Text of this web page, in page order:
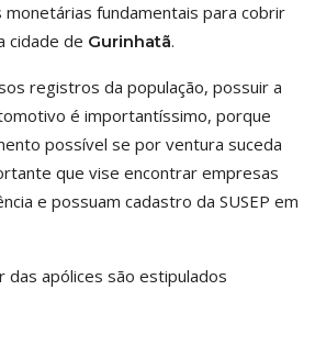
fundamentais para cobrir
cidade de Gurinhatã.
registros da população, possuir a
é importantíssimo, porque
possível se por ventura suceda
que vise encontrar empresas
e possuam cadastro da SUSEP em
das apólices são estipulados